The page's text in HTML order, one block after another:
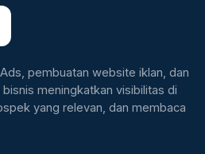
pembuatan website iklan, dan
meningkatkan visibilitas di
yang relevan, dan membaca